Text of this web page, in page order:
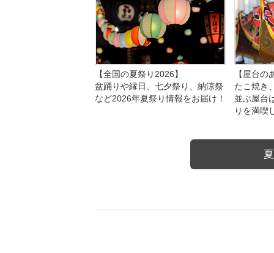
【全国の夏祭り2026】
盆踊りや縁日、七夕祭り、納涼祭
など2026年夏祭り情報をお届け！
【屋台
たこ焼き
並ぶ屋台
りを満喫